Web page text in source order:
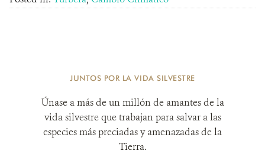
JUNTOS POR LA VIDA SILVESTRE
Únase a más de un millón de amantes de la
vida silvestre que trabajan para salvar a las
especies más preciadas y amenazadas de la
Tierra.